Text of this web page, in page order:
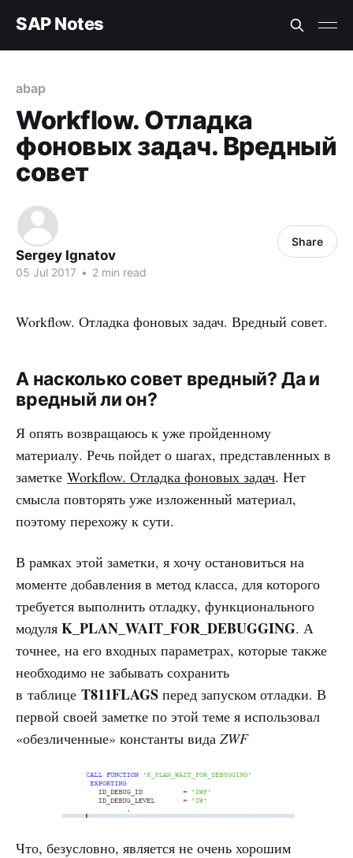
SAP Notes
abap
Workflow. Отладка
фоновых задач. Вредный
совет
Sergey Ignatov
05 Jul 2017 • 2 min read
Share
Workflow. Отладка фоновых задач. Вредный совет.
А насколько совет вредный? Да и
вредный ли он?
Я опять возвращаюсь к уже пройденному
материалу. Речь пойдет о шагах, представленных в
заметке Workflow. Отладка фоновых задач. Нет
смысла повторять уже изложенный материал,
поэтому перехожу к сути.
В рамках этой заметки, я хочу остановиться на
моменте добавления в метод класса, для которого
требуется выполнить отладку, функционального
модуля K_PLAN_WAIT_FOR_DEBUGGING. А
точнее, на его входных параметрах, которые также
необходимо не забывать сохранить
в таблице T811FLAGS перед запуском отладки. В
первой своей заметке по этой теме я использовал
«обезличенные» константы вида ZWF
Что, безусловно, является не очень хорошим